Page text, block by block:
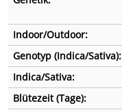
Indoor/Outdoor:
Genotyp (Indica/Sativa):
Indica/Sativa:
Blütezeit (Tage):